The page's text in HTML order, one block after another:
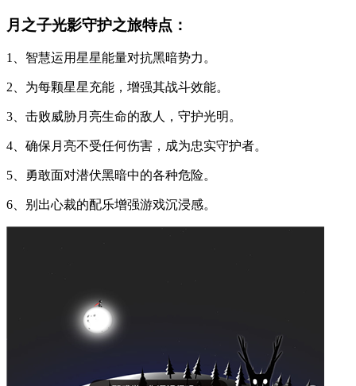
月之子光影守护之旅特点：
1、智慧运用星星能量对抗黑暗势力。
2、为每颗星星充能，增强其战斗效能。
3、击败威胁月亮生命的敌人，守护光明。
4、确保月亮不受任何伤害，成为忠实守护者。
5、勇敢面对潜伏黑暗中的各种危险。
6、别出心裁的配乐增强游戏沉浸感。